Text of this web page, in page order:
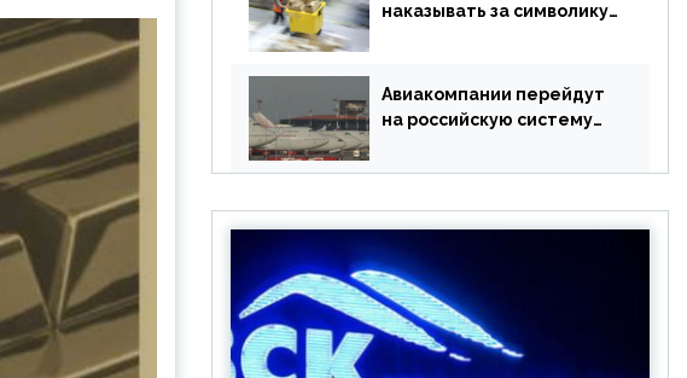
наказывать за символику
Авиакомпании перейдут
на российскую систему